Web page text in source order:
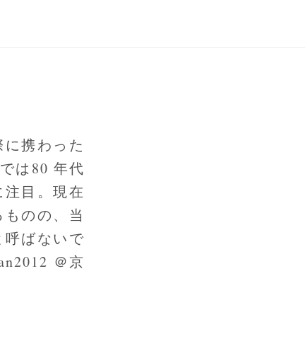
携わった
は80 年代
目。現在
のの、当
ばないで
＠京